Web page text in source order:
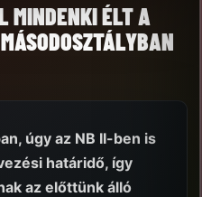
MINDENKI ÉLT A
úgy az NB II-ben is
határidő, így
az előttünk álló